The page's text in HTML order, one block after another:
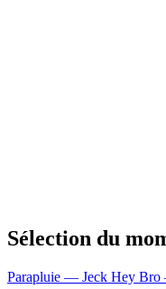
Sélection du
Parapluie — Jeck Hey